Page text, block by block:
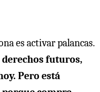
es activar palancas.
futuros,
Pero está